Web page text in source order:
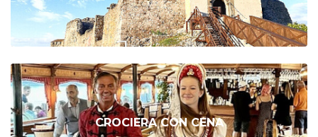
CROCIERA CON CENA